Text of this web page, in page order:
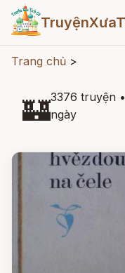
Trang chủ >
🏰3376 truyện •
ngày